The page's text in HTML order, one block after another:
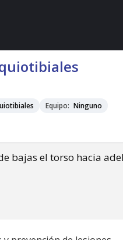
Equipo: Ninguno
bajas el torso hacia